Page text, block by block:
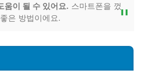
움이 될 수 있어요. 스마트폰을 껐
은 방법이에요.